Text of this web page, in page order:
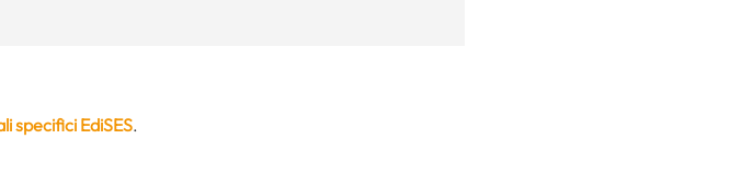
specifici EdiSES.